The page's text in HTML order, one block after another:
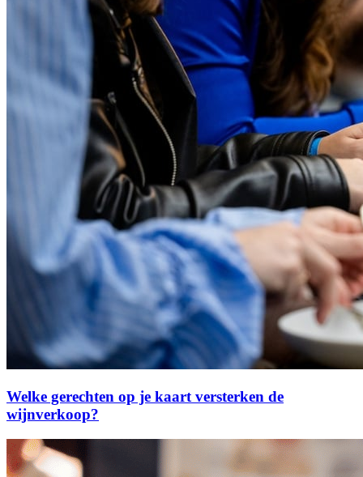
Welke gerechten op je kaart versterken de
wijnverkoop?